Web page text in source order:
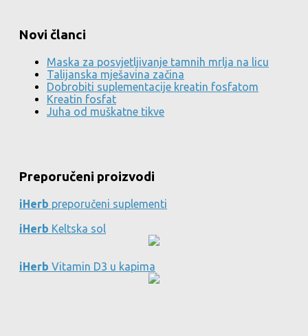
Novi članci
Maska za posvjetljivanje tamnih mrlja na licu
Talijanska mješavina začina
Dobrobiti suplementacije kreatin fosfatom
Kreatin fosfat
Juha od muškatne tikve
Preporučeni proizvodi
iHerb preporučeni suplementi
iHerb Keltska sol
iHerb Vitamin D3 u kapima